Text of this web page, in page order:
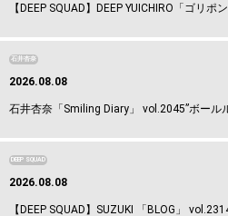
【DEEP SQUAD】DEEP YUICHIRO「ゴリ
石井杏奈
2026.08.08
石井杏奈「Smiling Diary」 vol.2045”ボール
DEEP SQUAD
2026.08.08
【DEEP SQUAD】SUZUKI 「BLOG」